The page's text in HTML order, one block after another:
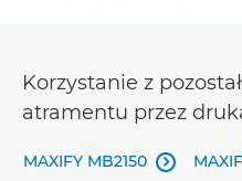
Korzystanie z
atramentu przez
MAXIFY MB2150 